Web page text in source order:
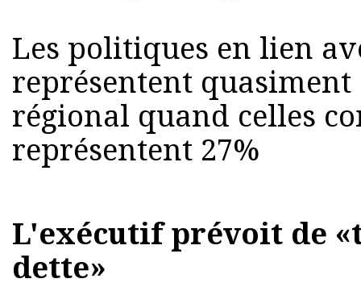
Les politiques en lien
représentent quasiment
régional quand celles
représentent 27%
L'exécutif prévoit de
dette»